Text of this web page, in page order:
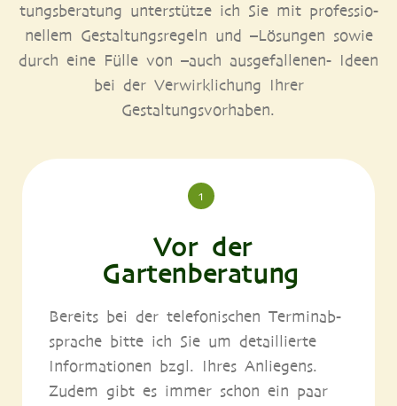
tungs­be­ra­tung unter­stüt­ze ich Sie mit pro­fes­sio­
nel­lem Gestal­tungs­re­geln und –Lösun­gen sowie
durch eine Fül­le von –auch aus­ge­fal­le­nen- Ideen
bei der Ver­wirk­li­chung Ihrer
Gestaltungsvorhaben.
1
Vor der
Gartenberatung
Bereits bei der tele­fo­ni­schen Ter­min­ab­
spra­che bit­te ich Sie um detail­lier­te
Infor­ma­tio­nen bzgl. Ihres Anlie­gens.
Zudem gibt es immer schon ein paar